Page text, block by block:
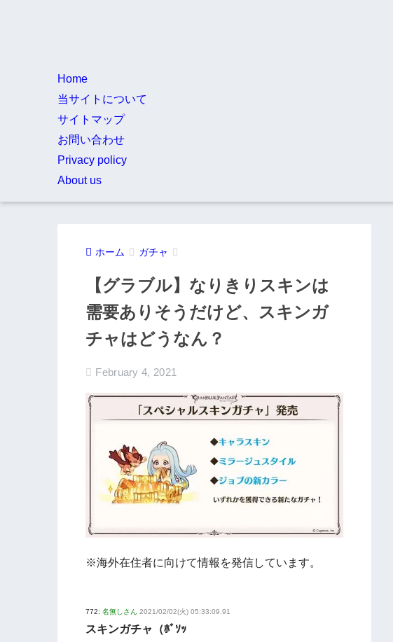
Home
当サイトについて
サイトマップ
お問い合わせ
Privacy policy
About us
ホーム ガチャ
【グラブル】なりきりスキンは
需要ありそうだけど、スキンガ
チャはどうなん？
February 4, 2021
※海外在住者に向けて情報を発信しています。
772: 名無しさん 2021/02/02(火) 05:33:09.91
スキンガチャ（ﾎﾞｿｯ